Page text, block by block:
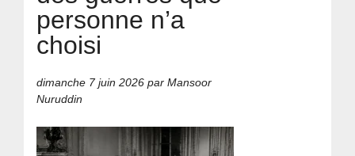
personne n’a
choisi
dimanche 7 juin 2026 par Mansoor
Nuruddin